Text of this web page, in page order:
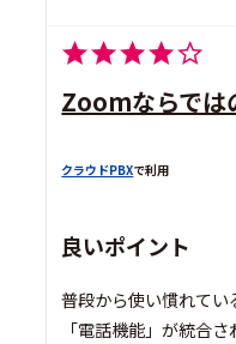
Zoomならでは
クラウドPBXで利用
良いポイント
普段から使い慣れて
「電話機能」が統合